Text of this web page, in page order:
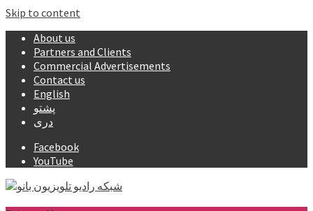
Skip to content
About us
Partners and Clients
Commercial Advertisements
Contact us
English
پشتو
دری
Facebook
YouTube